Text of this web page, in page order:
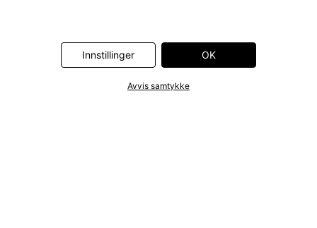
Innstillinger OK
Avvis samtykke